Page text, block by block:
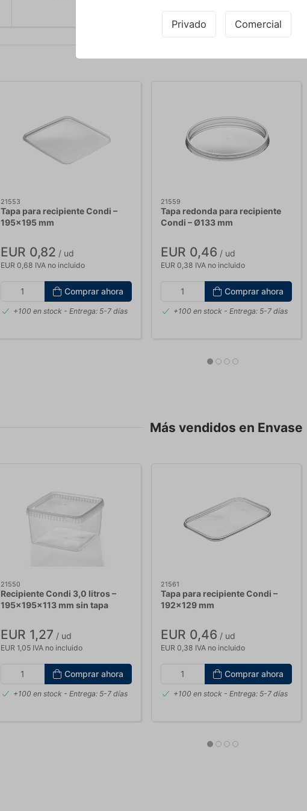
Privado Comercial
21553
Tapa para recipiente Condi –
195x195 mm
EUR 0,82 / ud
EUR 0,68 IVA no incluido
Comprar ahora
+100 en stock - Entrega: 5-7 días
21559
Tapa redonda para recipiente
Condi – Ø133 mm
EUR 0,46 / ud
EUR 0,38 IVA no incluido
Comprar ahora
+100 en stock - Entrega: 5-7 días
Más vendidos en Envase
21550
Recipiente Condi 3,0 litros –
195x195x113 mm sin tapa
EUR 1,27 / ud
EUR 1,05 IVA no incluido
Comprar ahora
+100 en stock - Entrega: 5-7 días
21561
Tapa para recipiente Condi –
192x129 mm
EUR 0,46 / ud
EUR 0,38 IVA no incluido
Comprar ahora
+100 en stock - Entrega: 5-7 días